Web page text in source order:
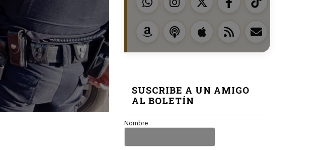
SUSCRIBE A UN AMIGO
AL BOLETÍN
Nombre